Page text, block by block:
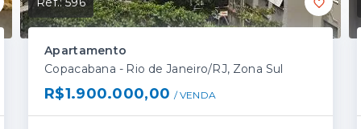
Apartamento
Copacabana - Rio de Janeiro/RJ, Zona Sul
R$1.900.000,00 / VENDA